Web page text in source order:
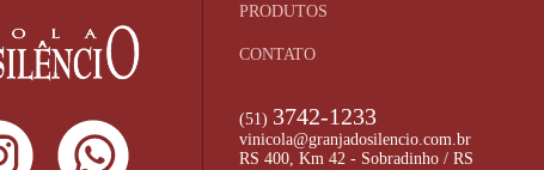
PRODUTOS
CONTATO
(51) 3742-1233
vinicola@granjadosilencio.com.br
RS 400, Km 42 - Sobradinho / RS